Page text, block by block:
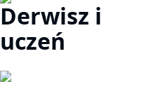
Derwisz i
uczeń